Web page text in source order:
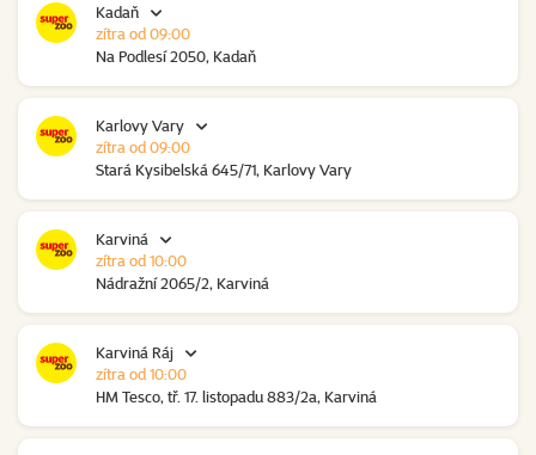
Kadaň
Na Podlesí 2050, Kadaň
zítra od 09:00
Karlovy Vary
Stará Kysibelská 645/71, Karlovy Vary
zítra od 09:00
Karviná
Nádražní 2065/2, Karviná
zítra od 10:00
Karviná Ráj
HM Tesco, tř. 17. listopadu 883/2a, Karviná
zítra od 10:00